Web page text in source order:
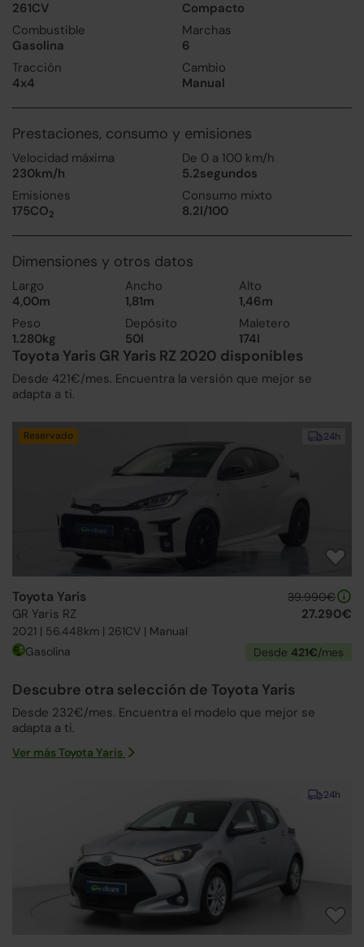
261CV
Compacto
Combustible
Gasolina
Marchas
6
Tracción
4x4
Cambio
Manual
Prestaciones, consumo y emisiones
Velocidad máxima
230km/h
De 0 a 100 km/h
5.2segundos
Emisiones
175CO2
Consumo mixto
8.2l/100
Dimensiones y otros datos
Largo
4,00m
Ancho
1,81m
Alto
1,46m
Peso
1.280kg
Depósito
50l
Maletero
174l
Toyota Yaris GR Yaris RZ 2020 disponibles
Desde 421€/mes. Encuentra la versión que mejor se
adapta a ti.
24h
Reservado
Toyota Yaris
GR Yaris RZ
2021 | 56.448km | 261CV | Manual
39.990€
27.290€
Gasolina Desde 421€/mes
Descubre otra selección de Toyota Yaris
Desde 232€/mes. Encuentra el modelo que mejor se
adapta a ti.
Ver más Toyota Yaris
24h